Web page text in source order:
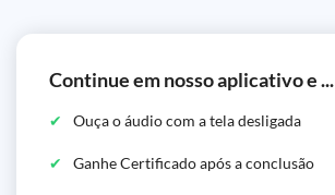
Continue em nosso aplicativo e ...
Ouça o áudio com a tela desligada
Ganhe Certificado após a conclusão